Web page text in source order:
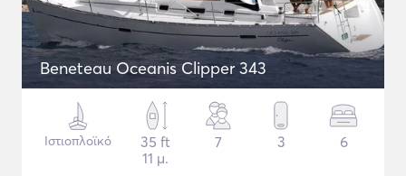
Beneteau Oceanis Clipper 343
Ιστιοπλοϊκό
35 ft
11 μ.
7 3 6